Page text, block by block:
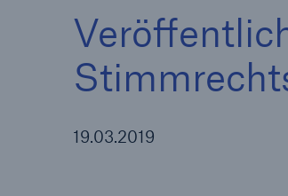
19.03.2019
Versicherer
Unsere Lösungen für